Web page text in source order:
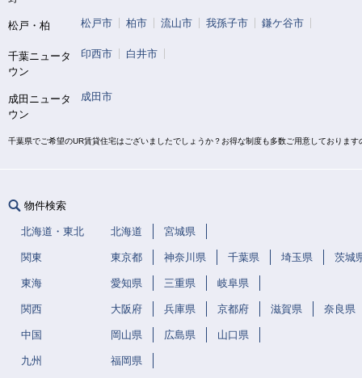
松戸・柏 松戸市 柏市 流山市 我孫子市 鎌ケ谷市
千葉ニュータ
ウン
印西市 白井市
成田ニュータ
ウン
成田市
千葉県でご希望のUR賃貸住宅はございましたでしょうか？お得な制度も多数ご用意しておりま
物件検索
北海道・東北 北海道 宮城県
関東 東京都 神奈川県 千葉県 埼玉県 茨城
東海 愛知県 三重県 岐阜県
関西 大阪府 兵庫県 京都府 滋賀県 奈良県
中国 岡山県 広島県 山口県
九州 福岡県